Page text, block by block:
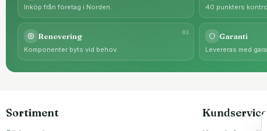
Inköp från företag i Norden. 40 punkters
03
Renovering
Komponenter byts vid behov.
Garanti
Levereras med
Sortiment Kundservice